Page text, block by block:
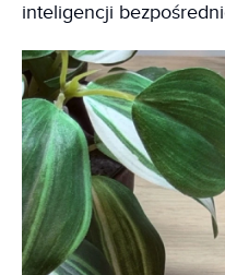
inteligencji